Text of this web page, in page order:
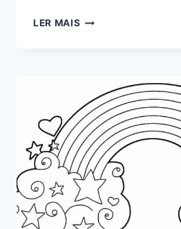
LER MAIS TARTARUGA